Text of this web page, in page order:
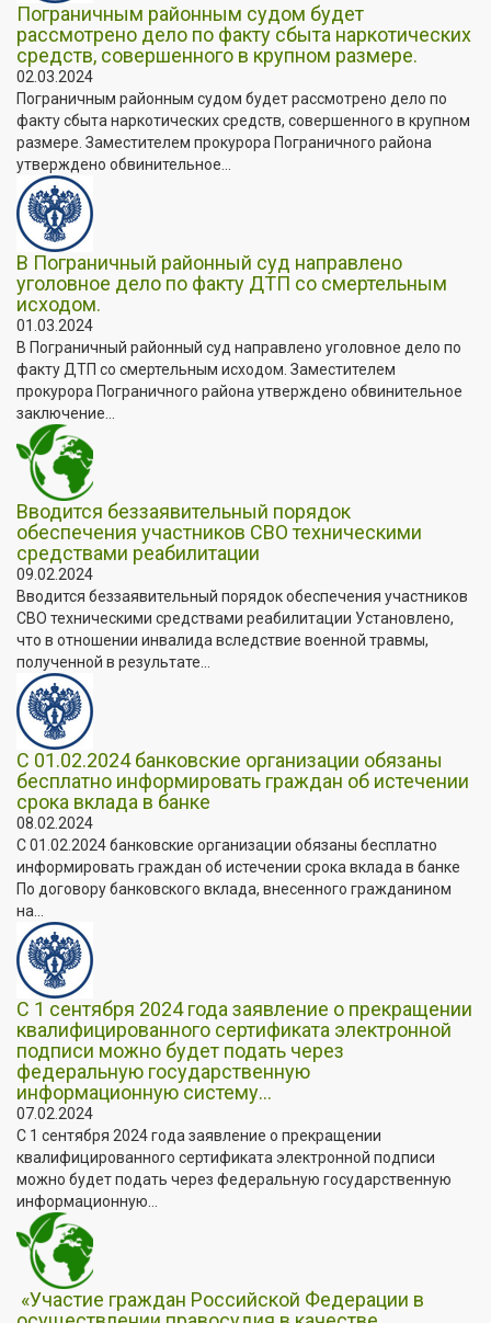
Пограничным районным судом будет
рассмотрено дело по факту сбыта наркотических
средств, совершенного в крупном размере.
02.03.2024
Пограничным районным судом будет рассмотрено дело по
факту сбыта наркотических средств, совершенного в крупном
размере. Заместителем прокурора Пограничного района
утверждено обвинительное...
В Пограничный районный суд направлено
уголовное дело по факту ДТП со смертельным
исходом.
01.03.2024
В Пограничный районный суд направлено уголовное дело по
факту ДТП со смертельным исходом. Заместителем
прокурора Пограничного района утверждено обвинительное
заключение...
Вводится беззаявительный порядок
обеспечения участников СВО техническими
средствами реабилитации
09.02.2024
Вводится беззаявительный порядок обеспечения участников
СВО техническими средствами реабилитации Установлено,
что в отношении инвалида вследствие военной травмы,
полученной в результате...
С 01.02.2024 банковские организации обязаны
бесплатно информировать граждан об истечении
срока вклада в банке
08.02.2024
С 01.02.2024 банковские организации обязаны бесплатно
информировать граждан об истечении срока вклада в банке
По договору банковского вклада, внесенного гражданином
на...
С 1 сентября 2024 года заявление о прекращении
квалифицированного сертификата электронной
подписи можно будет подать через
федеральную государственную
информационную систему...
07.02.2024
С 1 сентября 2024 года заявление о прекращении
квалифицированного сертификата электронной подписи
можно будет подать через федеральную государственную
информационную...
«Участие граждан Российской Федерации в